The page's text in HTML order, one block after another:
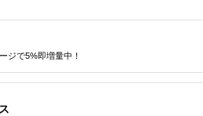
ジで5%即増量中！